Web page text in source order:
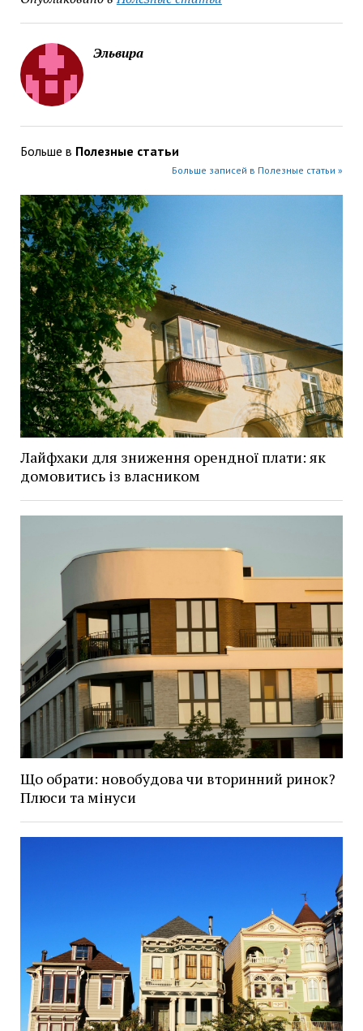
Эльвира
Больше в Полезные статьи
Больше записей в Полезные статьи »
Лайфхаки для зниження орендної плати: як
домовитись із власником
Що обрати: новобудова чи вторинний ринок?
Плюси та мінуси